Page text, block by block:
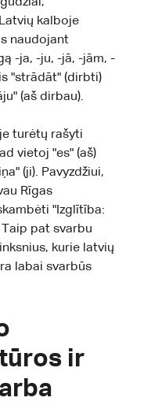
kalboje
naudojant
-ja, -ju, -jā, -jām, -
"strādāt" (dirbti)
(aš dirbau).
turėtų rašyti
vietoj "es" (aš)
(ji). Pavyzdžiui,
Rīgas
"Izglītība:
pat svarbu
kurie latvių
labai svarbūs
ir